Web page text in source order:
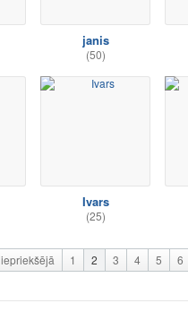
janis
(50)
Ivars
(25)
iepriekšējā 1 2 3 4 5 6